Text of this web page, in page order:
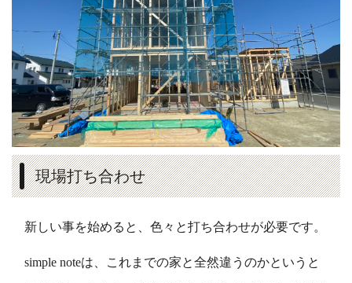
現場打ち合わせ
新しい事を始めると、色々と打ち合わせが必要です。
simple noteは、これまでの家と全然違うのかというと